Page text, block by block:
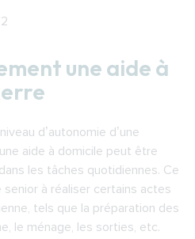
une aide à
d’autonomie d’une
aide à domicile peut être
les tâches quotidiennes. Ce
à réaliser certains actes
tels que la préparation des
le ménage, les sorties, etc.